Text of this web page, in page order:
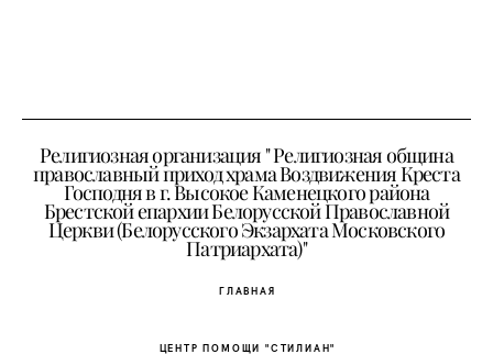
Религиозная организация " Религиозная община
православный приход храма Воздвижения Креста
Господня в г. Высокое Каменецкого района
Брестской епархии Белорусской Православной
Церкви (Белорусского Экзархата Московского
Патриархата)"
ГЛАВНАЯ
ЦЕНТР ПОМОЩИ "СТИЛИАН"